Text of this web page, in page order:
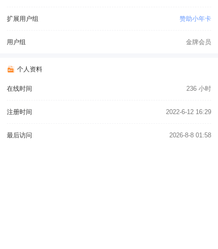
扩展用户组 赞助小年卡
用户组 金牌会员
个人资料
在线时间 236 小时
注册时间 2022-6-12 16:29
最后访问 2026-8-8 01:58